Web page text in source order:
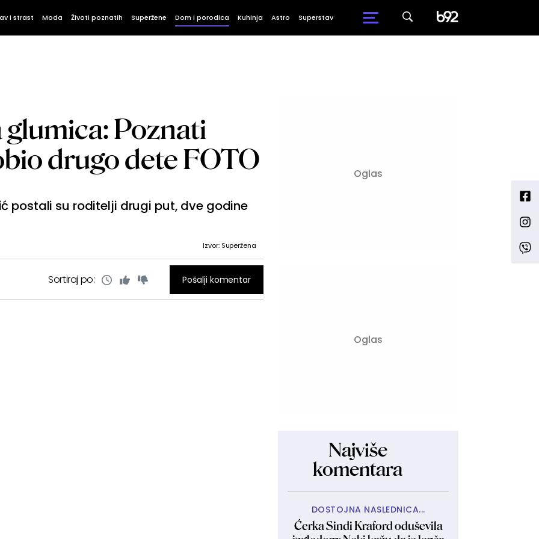
i strast Moda Životi poznatih Superžene Dom i porodica Kuhinja Astro Superstav
Poznati
drugo dete FOTO
postali su roditelji drugi put, dve godine
Izvor: Superžena
Sortiraj po: Pošalji komentar
Najviše
komentara
DOSTOJNA NASLEDNICA...
Ćerka Sindi Kraford oduševila